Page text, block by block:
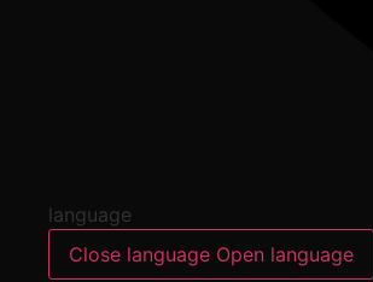
language
Close language Open language